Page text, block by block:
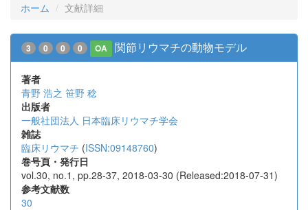
ホーム 文献詳細
3 0 0 0 OA 関節リウマチの動物モデル
著者
青野 浩之 笹野 稔
出版者
一般社団法人 日本臨床リウマチ学会
雑誌
臨床リウマチ (ISSN:09148760)
巻号頁・発行日
vol.30, no.1, pp.28-37, 2018-03-30 (Released:2018-07-31)
参考文献数
30